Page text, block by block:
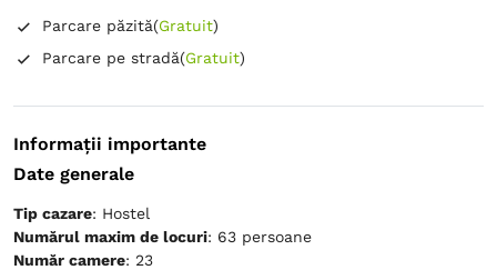
Parcare păzită(Gratuit)
Parcare pe stradă(Gratuit)
Informații importante
Date generale
Tip cazare: Hostel
Numărul maxim de locuri: 63 persoane
Număr camere: 23